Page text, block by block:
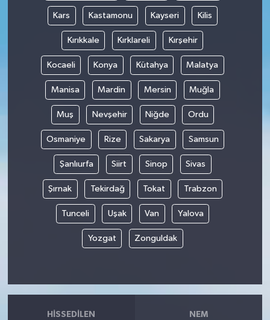
Kars Kastamonu Kayseri Kilis
Kırıkkale Kırklareli Kırşehir
Kocaeli Konya Kütahya Malatya
Manisa Mardin Mersin Muğla
Muş Nevşehir Niğde Ordu
Osmaniye Rize Sakarya Samsun
Şanlıurfa Siirt Sinop Sivas
Şırnak Tekirdağ Tokat Trabzon
Tunceli Uşak Van Yalova
Yozgat Zonguldak
HISSEDILEN NEM